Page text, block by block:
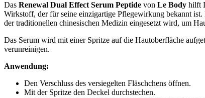
Das Renewal Dual Effect Serum Peptide von Le Body hilft
Wirkstoff, der für seine einzigartige Pflegewirkung bekannt
der traditionellen chinesischen Medizin eingesetzt wird, um
Das Serum wird mit einer Spritze auf die Hautoberfläche
verunreinigen.
Anwendung:
Den Verschluss des versiegelten Fläschchens öffnen.
Mit der Spritze den Deckel durchstechen.